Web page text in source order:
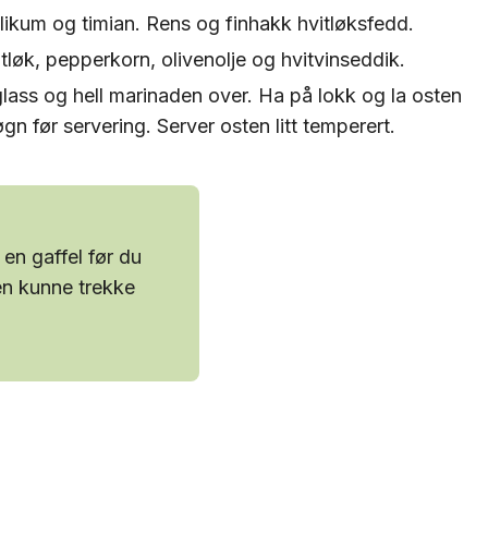
og timian. Rens og finhakk hvitløksfedd.
pepperkorn, olivenolje og hvitvinseddik.
og hell marinaden over. Ha på lokk og la osten
før servering. Server osten litt temperert.
gaffel før du
kunne trekke